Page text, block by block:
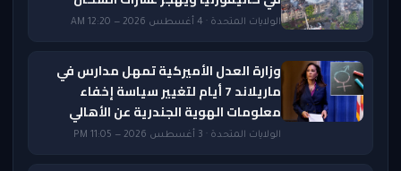
الولايات المتحدة · 4 أغسطس 2026 — 12:20 AM
وزارة العدل الأميركية تمهل مدارس في
ماريلاند 7 أيام لتغيير سياسة إخفاء
معلومات الهوية الجندرية عن الأهالي
الولايات المتحدة · 3 أغسطس 2026 — 11:05 PM